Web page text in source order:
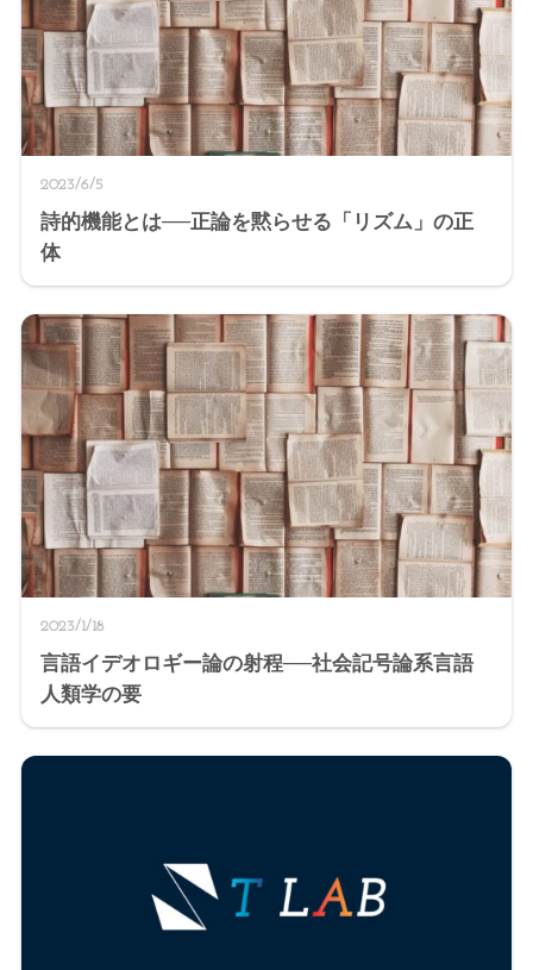
2023/6/5
詩的機能とは──正論を黙らせる「リズム」の正
体
2023/1/18
言語イデオロギー論の射程──社会記号論系言語
人類学の要